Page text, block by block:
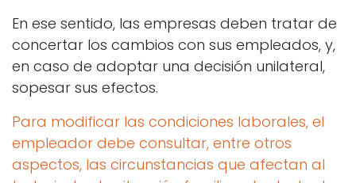
En ese sentido, las empresas deben tratar de
concertar los cambios con sus empleados, y,
en caso de adoptar una decisión unilateral,
sopesar sus efectos.
Para modificar las condiciones laborales, el
empleador debe consultar, entre otros
aspectos, las circunstancias que afectan al